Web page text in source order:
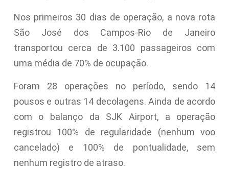
Nos primeiros 30 dias de operação, a nova rota
São José dos Campos-Rio de Janeiro
transportou cerca de 3.100 passageiros com
uma média de 70% de ocupação.
Foram 28 operações no período, sendo 14
pousos e outras 14 decolagens. Ainda de acordo
com o balanço da SJK Airport, a operação
registrou 100% de regularidade (nenhum voo
cancelado) e 100% de pontualidade, sem
nenhum registro de atraso.